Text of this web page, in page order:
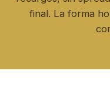
final. La forma